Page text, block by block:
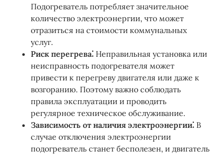
Подогреватель потребляет значительное
количество электроэнергии, что может
отразиться на стоимости коммунальных
услуг.
Риск перегрева⁚ Неправильная установка или
неисправность подогревателя может
привести к перегреву двигателя или даже к
возгоранию. Поэтому важно соблюдать
правила эксплуатации и проводить
регулярное техническое обслуживание.
Зависимость от наличия электроэнергии⁚ В
случае отключения электроэнергии
подогреватель станет бесполезен, и двигатель